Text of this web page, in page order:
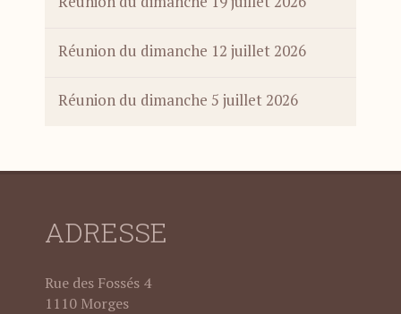
Réunion du dimanche 12 juillet 2026
Réunion du dimanche 5 juillet 2026
ADRESSE
Rue des Fossés 4
1110 Morges